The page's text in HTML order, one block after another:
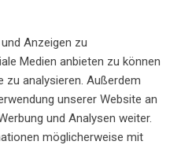
Anzeigen zu
Medien anbieten zu können
analysieren. Außerdem
unserer Website an
und Analysen weiter.
möglicherweise mit